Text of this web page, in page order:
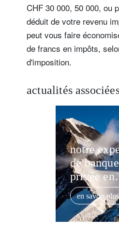
CHF 30 000, 50 000, ou
déduit de votre revenu
peut vous faire
de francs en impôts,
d'imposition.
actualités
notre
de banque
privée en
suisse.
en savoir plus